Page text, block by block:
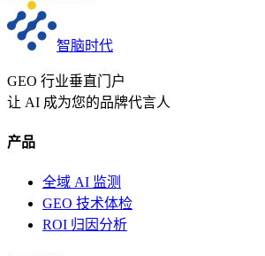
智脑时代
GEO 行业垂直门户
让 AI 成为您的品牌代言人
产品
全域 AI 监测
GEO 技术体检
ROI 归因分析